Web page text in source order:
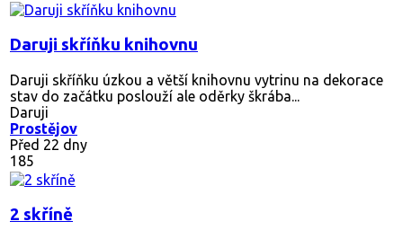
Daruji skříňku knihovnu
Daruji skříňku úzkou a větší knihovnu vytrinu na dekorace
stav do začátku poslouží ale oděrky škrába...
Daruji
Prostějov
Před 22 dny
185
2 skříně